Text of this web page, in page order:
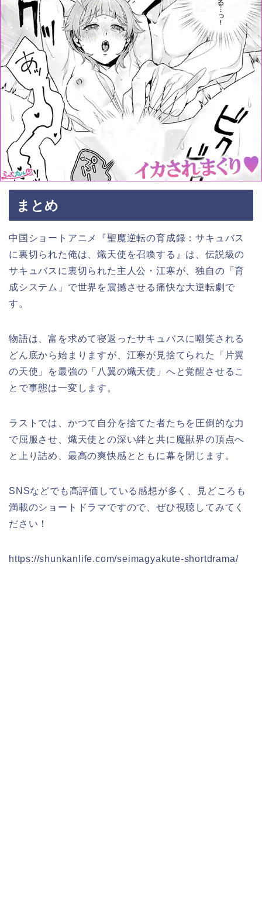
まとめ
中国ショートアニメ『聖魔逆転の育成録：サキュバス
に裏切られた俺は、熾天使を召喚する』は、伝説級の
サキュバスに裏切られた主人公・江寒が、独自の「育
成システム」で世界を震撼させる痛快な大逆転劇で
す。
物語は、富を求めて寝返ったサキュバスに嘲笑される
どん底から始まりますが、江寒が見捨てられた「片翼
の天使」を最強の「八翼の熾天使」へと覚醒させるこ
とで事態は一変します。
ラストでは、かつて自分を捨てた者たちを圧倒的な力
で屈服させ、熾天使との深い絆と共に魔獣界の頂点へ
と上り詰め、最高の爽快感とともに幕を閉じます。
SNSなどでも高評価している感想が多く、見どころも
満載のショートドラマですので、ぜひ視聴してみてく
ださい！
https://shunkanlife.com/seimagyakute-shortdrama/